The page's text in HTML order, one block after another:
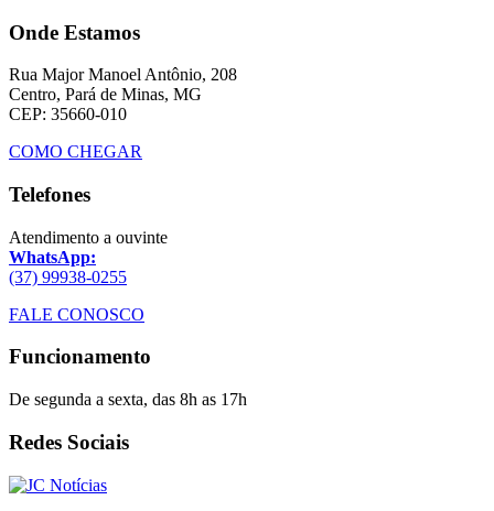
Onde Estamos
Rua Major Manoel Antônio, 208
Centro, Pará de Minas, MG
CEP: 35660-010
COMO CHEGAR
Telefones
Atendimento a ouvinte
WhatsApp:
(37) 99938-0255
FALE CONOSCO
Funcionamento
De segunda a sexta, das 8h as 17h
Redes Sociais